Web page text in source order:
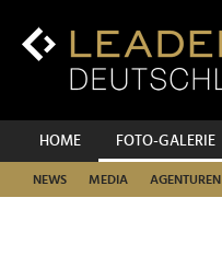
Inhalt
Hauptnavigation
HOME FOTO-GALERIE
NEWS MEDIA AGENTUREN